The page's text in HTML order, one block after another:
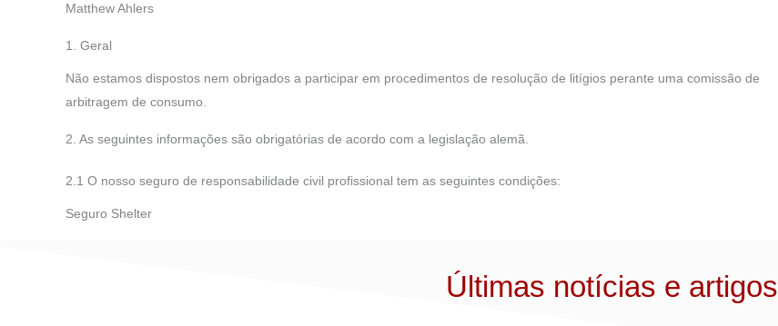
Matthew Ahlers
1. Geral
Não estamos dispostos nem obrigados a participar em procedimentos de resolução de litígios perante uma comissão de
arbitragem de consumo.
2. As seguintes informações são obrigatórias de acordo com a legislação alemã.
2.1 O nosso seguro de responsabilidade civil profissional tem as seguintes condições:
Seguro Shelter
Últimas notícias e artigos